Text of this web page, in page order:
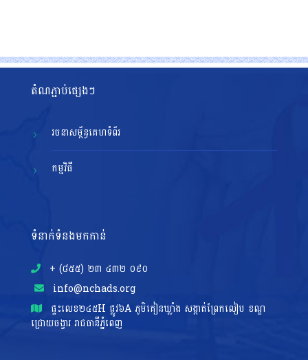
តំណភ្ជាប់ផ្សេងៗ
រចនាសម្ព័ន្ធគេហទំព័រ
កម្មវិធី
ទំនាក់ទំនងមកកាន់
+ (៨៥៥)​ ២៣​ ៤៣២ ០៩០
info@nchads.org
ផ្ទះ​លេខ២៤៥H ផ្លូវ៦A ភូមិគៀនឃ្លាំង សង្កាត់ព្រែកលៀប ខណ្ឌ
ជ្រោយចង្វារ រាជធានីភ្នំពេញ